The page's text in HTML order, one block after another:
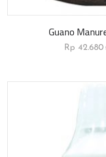
Guano
Rp 42.680